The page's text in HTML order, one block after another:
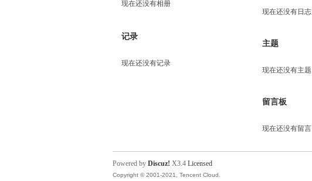
现在还没有相册
记录
现在还没有记录
现在还没有日志
主题
现在还没有主题
留言板
现在还没有留言
Powered by Discuz! X3.4 Licensed
Copyright © 2001-2021, Tencent Cloud.